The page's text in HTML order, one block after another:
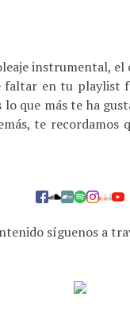
instrumental,
faltar en tu playlist
que más te ha
te recordamos
síguenos a